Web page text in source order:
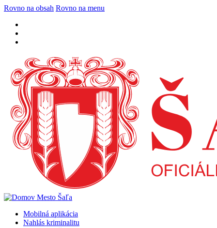
Rovno na obsah Rovno na menu
Mobilná aplikácia
Nahlás kriminalitu